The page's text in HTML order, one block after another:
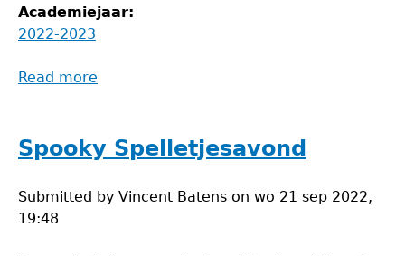
Academiejaar:
2022-2023
Read more
Spooky Spelletjesavond
Submitted by Vincent Batens on wo 21 sep 2022,
19:48